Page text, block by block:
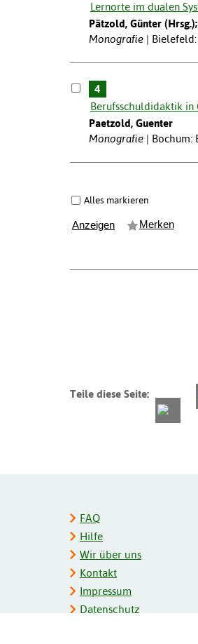
Lernorte im dualen
Pätzold, Günter
Monografie
4
Berufsschuldidaktik in
Paetzold, Guenter
Monografie
Bochum:
Alles markieren
Anzeigen Merken
Teile diese Seite:
FAQ
Hilfe
Wir über uns
Kontakt
Impressum
Datenschutz